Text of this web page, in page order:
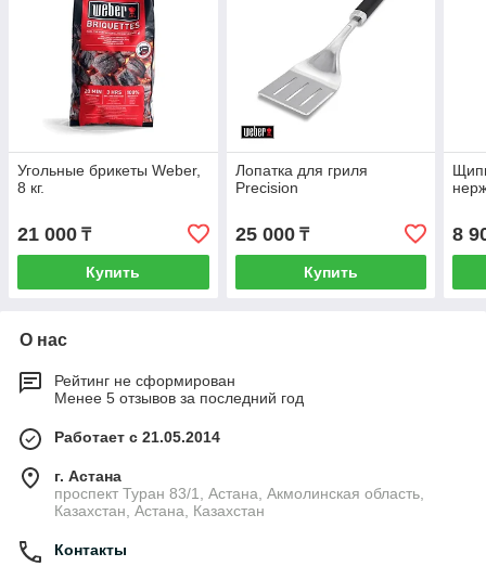
Угольные брикеты Weber,
8 кг.
21 000 ₸
Купить
Лопатка для гриля
Precision
25 000₸
Купить
8
О нас
Рейтинг не сформирован
Менее 5 отзывов за последний год
Работает с 21.05.2014
г. Астана
проспект Туран 83/1, Астана, Акмолинская область,
Казахстан, Астана, Казахстан
Контакты